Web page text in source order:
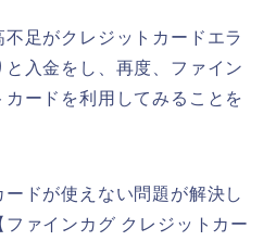
足がクレジットカードエラ
入金をし、再度、ファイン
ードを利用してみることを
ドが使えない問題が解決し
ァインカグ クレジットカー